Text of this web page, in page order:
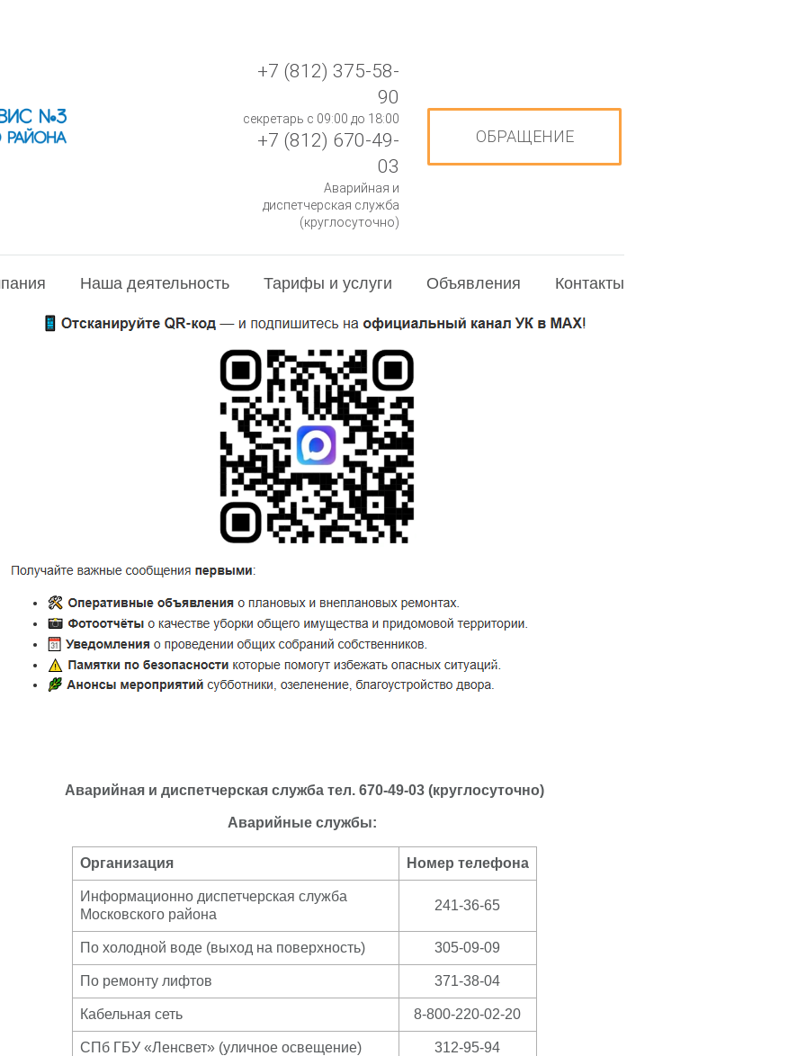
+7 (812) 375-58-
90
секретарь с 09:00 до 18:00
+7 (812) 670-49-
03
Аварийная и
диспетчерская служба
(круглосуточно)
ОБРАЩЕНИЕ
Наша деятельность Тарифы и услуги Объявления Контакты
Аварийная и диспетчерская служба тел. 670-49-03 (круглосуточно)
Аварийные службы:
Организация Номер телефона
Информационно диспетчерская служба
Московского района
241-36-65
По холодной воде (выход на поверхность) 305-09-09
По ремонту лифтов 371-38-04
Кабельная сеть 8-800-220-02-20
СПб ГБУ «Ленсвет» (уличное освещение) 312-95-94